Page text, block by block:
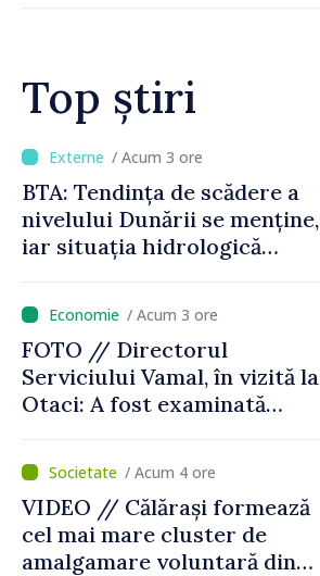
Top știri
/ Acum 1 oră
Energocom a asigurat
necesarul de energie
electrică pentru 8 august.
cetățenii să reducă
consumul în orele de vârf
/ Acum 3 ore
FOTO // Directorul
Serviciului Vamal, în vizită la
Otaci: A fost examinată
control vamal cu un scanner
performant/ Acum 4 ore
VIDEO // Călărași formează
cel mai mare cluster de
amalgamare voluntară din